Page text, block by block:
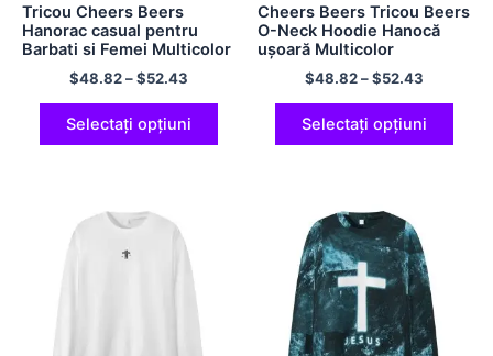
Tricou Cheers Beers
Hanorac casual pentru
Barbati si Femei Multicolor
$48.82–$52.43
Selectați opțiuni
Cheers Beers Tricou Beers
O-Neck Hoodie Hanocă
ușoară Multicolor
$48.82–$52.43
Selectați opțiuni